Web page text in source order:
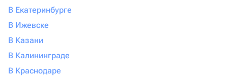
В Екатеринбурге
В Ижевске
В Казани
В Калининграде
В Краснодаре